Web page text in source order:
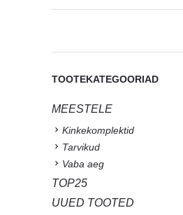
TOOTEKATEGOORIAD
MEESTELE
Kinkekomplektid
Tarvikud
Vaba aeg
TOP25
UUED TOOTED